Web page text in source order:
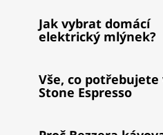
Jak vybrat domácí
elektrický mlýnek?
Vše, co potřebujete
Stone Espresso